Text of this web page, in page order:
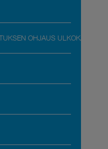
OHJAUS ULKOKAYTTOON